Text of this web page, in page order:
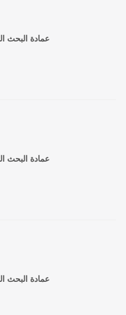
عمادة البحث
عمادة البحث
عمادة البحث